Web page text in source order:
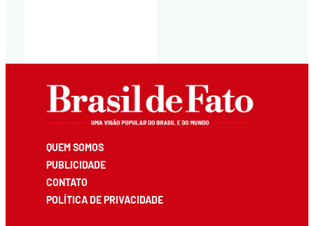
QUEM SOMOS
PUBLICIDADE
CONTATO
POLÍTICA DE PRIVACIDADE